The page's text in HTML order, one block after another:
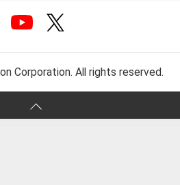
Corporation. All rights reserved.